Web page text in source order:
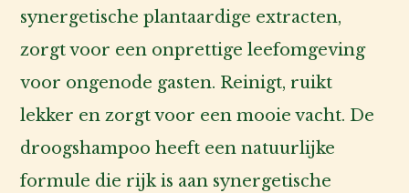
synergetische plantaardige extracten,
zorgt voor een onprettige leefomgeving
voor ongenode gasten. Reinigt, ruikt
lekker en zorgt voor een mooie vacht. De
droogshampoo heeft een natuurlijke
formule die rijk is aan synergetische